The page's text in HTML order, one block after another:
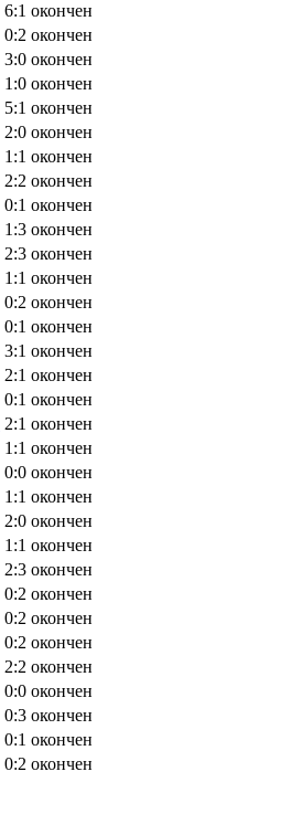
6:1 окончен
0:2 окончен
3:0 окончен
1:0 окончен
5:1 окончен
2:0 окончен
1:1 окончен
2:2 окончен
0:1 окончен
1:3 окончен
2:3 окончен
1:1 окончен
0:2 окончен
0:1 окончен
3:1 окончен
2:1 окончен
0:1 окончен
2:1 окончен
1:1 окончен
0:0 окончен
1:1 окончен
2:0 окончен
1:1 окончен
2:3 окончен
0:2 окончен
0:2 окончен
0:2 окончен
2:2 окончен
0:0 окончен
0:3 окончен
0:1 окончен
0:2 окончен